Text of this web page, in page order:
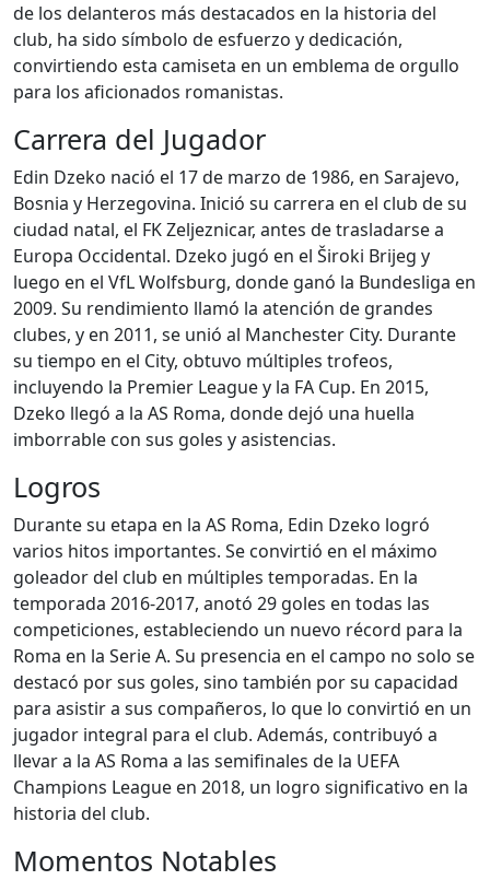
de los delanteros más destacados en la historia del
club, ha sido símbolo de esfuerzo y dedicación,
convirtiendo esta camiseta en un emblema de orgullo
para los aficionados romanistas.
Carrera del Jugador
Edin Dzeko nació el 17 de marzo de 1986, en Sarajevo,
Bosnia y Herzegovina. Inició su carrera en el club de su
ciudad natal, el FK Zeljeznicar, antes de trasladarse a
Europa Occidental. Dzeko jugó en el Široki Brijeg y
luego en el VfL Wolfsburg, donde ganó la Bundesliga en
2009. Su rendimiento llamó la atención de grandes
clubes, y en 2011, se unió al Manchester City. Durante
su tiempo en el City, obtuvo múltiples trofeos,
incluyendo la Premier League y la FA Cup. En 2015,
Dzeko llegó a la AS Roma, donde dejó una huella
imborrable con sus goles y asistencias.
Logros
Durante su etapa en la AS Roma, Edin Dzeko logró
varios hitos importantes. Se convirtió en el máximo
goleador del club en múltiples temporadas. En la
temporada 2016-2017, anotó 29 goles en todas las
competiciones, estableciendo un nuevo récord para la
Roma en la Serie A. Su presencia en el campo no solo se
destacó por sus goles, sino también por su capacidad
para asistir a sus compañeros, lo que lo convirtió en un
jugador integral para el club. Además, contribuyó a
llevar a la AS Roma a las semifinales de la UEFA
Champions League en 2018, un logro significativo en la
historia del club.
Momentos Notables